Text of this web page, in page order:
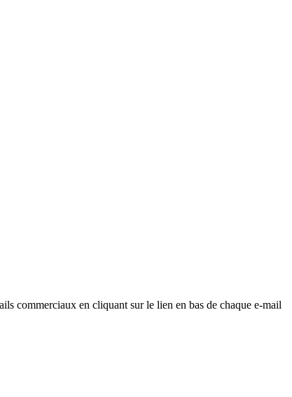
commerciaux en cliquant sur le lien en bas de chaque e-mail